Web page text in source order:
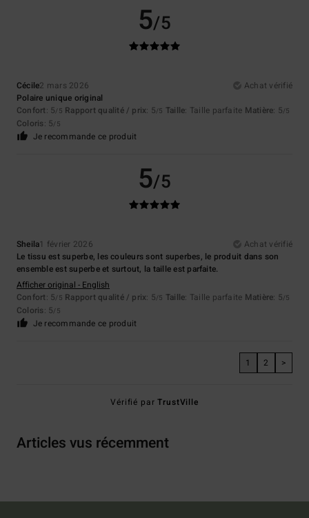
5/5
Cécile2 mars 2026
Achat vérifié
Polaire unique original
Confort: 5/5 Rapport qualité / prix: 5/5 Taille: Taille parfaite Matière: 5/5
Coloris: 5/5
Je recommande ce produit
5/5
Sheila1 février 2026
Achat vérifié
Le tissu est superbe, les couleurs sont superbes, le produit dans son
ensemble est superbe et surtout, la taille est parfaite.
Afficher original - English
Confort: 5/5 Rapport qualité / prix: 5/5 Taille: Taille parfaite Matière: 5/5
Coloris: 5/5
Je recommande ce produit
1 2 >
Vérifié parTrustVille
Articles vus récemment